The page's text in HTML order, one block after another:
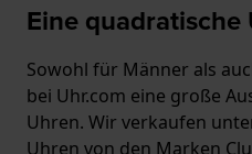
Eine
Sowohl für Männer als
bei Uhr.com eine große
Uhren. Wir verkaufen
Uhren von den Marken